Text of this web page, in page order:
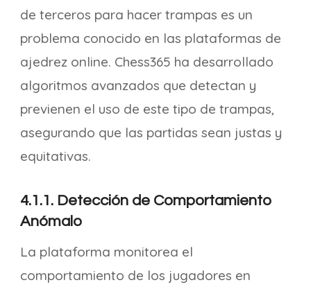
de terceros para hacer trampas es un
problema conocido en las plataformas de
ajedrez online. Chess365 ha desarrollado
algoritmos avanzados que detectan y
previenen el uso de este tipo de trampas,
asegurando que las partidas sean justas y
equitativas.
4.1.1. Detección de Comportamiento
Anómalo
La plataforma monitorea el
comportamiento de los jugadores en